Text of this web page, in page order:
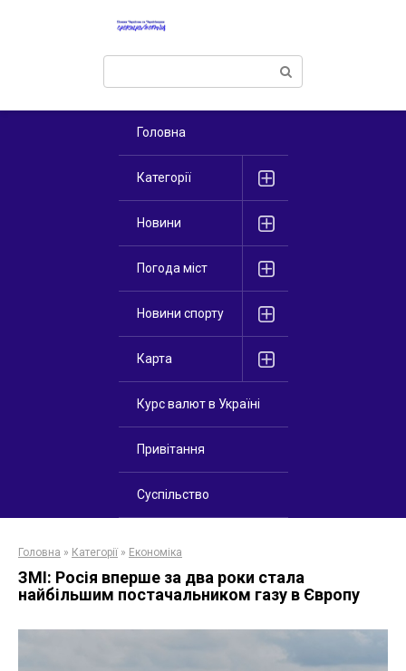
Поиск:
Головна
Категорії
Новини
Погода міст
Новини спорту
Карта
Курс валют в Україні
Привітання
Суспільство
Головна » Категорії » Економіка
ЗМІ: Росія вперше за два роки стала
найбільшим постачальником газу в Європу